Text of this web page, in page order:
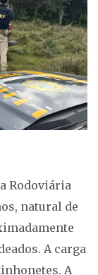
Rodoviária
natural de
A carga
A